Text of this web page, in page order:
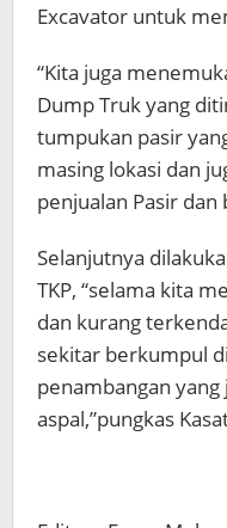
Excavator untuk
“Kita juga
Dump Truk yang
tumpukan pasir
masing lokasi dan
penjualan Pasir dan
Selanjutnya
TKP, “selama kita
dan kurang
sekitar berkumpul
penambangan
aspal,”pungkas